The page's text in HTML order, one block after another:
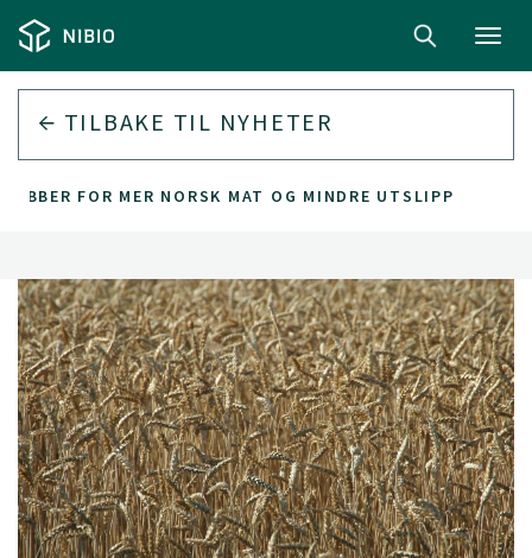
TILBAKE TIL NYHETER
JOBBER FOR MER NORSK MAT OG MINDRE UTSLIPP